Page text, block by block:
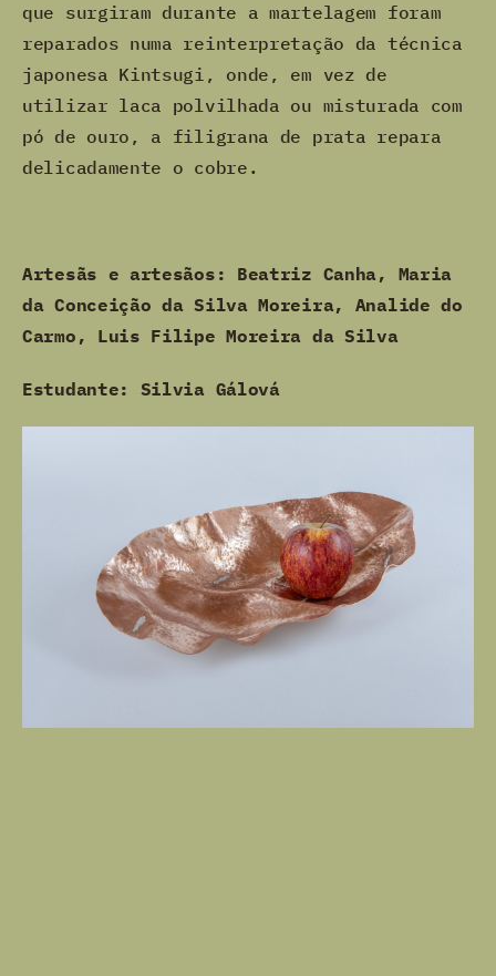
que surgiram durante a martelagem foram
reparados numa reinterpretação da técnica
japonesa Kintsugi, onde, em vez de
utilizar laca polvilhada ou misturada com
pó de ouro, a filigrana de prata repara
delicadamente o cobre.
Artesãs e artesãos: Beatriz Canha, Maria
da Conceição da Silva Moreira, Analide do
Carmo, Luis Filipe Moreira da Silva
Estudante: Silvia Gálová